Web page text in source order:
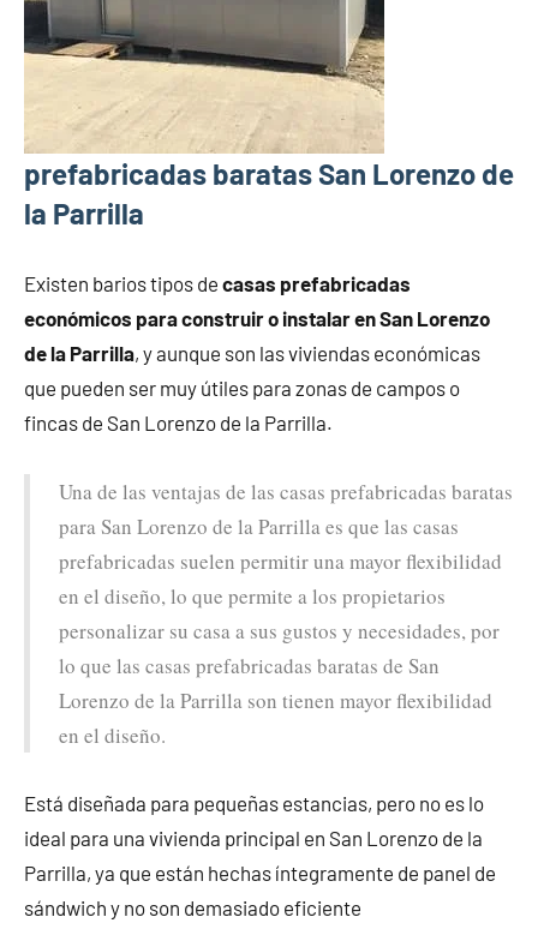
prefabricadas baratas San Lorenzo de
la Parrilla
Existen barios tipos de casas prefabricadas
económicos para construir o instalar en San Lorenzo
de la Parrilla, y aunque son las viviendas económicas
que pueden ser muy útiles para zonas de campos o
fincas de San Lorenzo de la Parrilla.
Una de las ventajas de las casas prefabricadas baratas
para San Lorenzo de la Parrilla es que las casas
prefabricadas suelen permitir una mayor flexibilidad
en el diseño, lo que permite a los propietarios
personalizar su casa a sus gustos y necesidades, por
lo que las casas prefabricadas baratas de San
Lorenzo de la Parrilla son tienen mayor flexibilidad
en el diseño.
Está diseñada para pequeñas estancias, pero no es lo
ideal para una vivienda principal en San Lorenzo de la
Parrilla, ya que están hechas íntegramente de panel de
sándwich y no son demasiado eficiente